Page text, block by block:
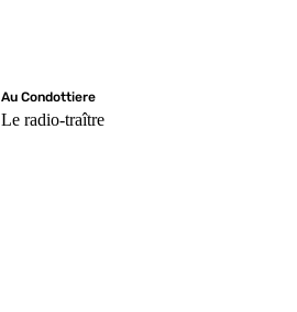
Au Condottiere
Le radio-traître